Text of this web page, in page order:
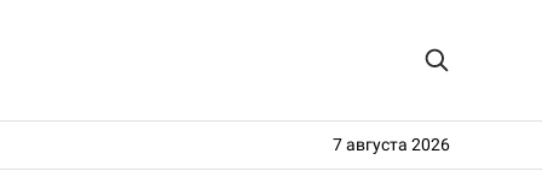
7 августа 2026